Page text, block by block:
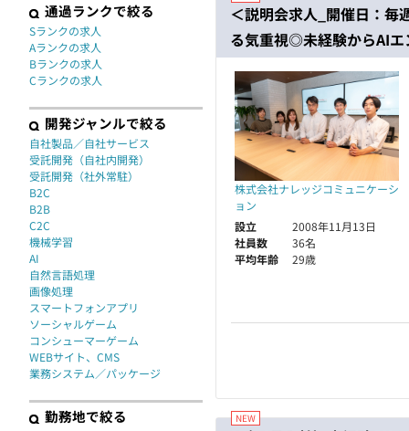
＜説明会求人_開催日：毎
る気重視◎未経験からAIエ
株式会社ナレッジコミュニケーシ
ョン
設立
2008年11月13日
社員数
36名
平均年齢
29歳
通過ランクで絞る
Sランクの求人
Aランクの求人
Bランクの求人
Cランクの求人
開発ジャンルで絞る
自社製品／自社サービス
受託開発（自社内開発）
受託開発（社外常駐）
B2C
B2B
C2C
機械学習
AI
自然言語処理
画像処理
スマートフォンアプリ
ソーシャルゲーム
コンシューマーゲーム
WEBサイト、CMS
業務システム／パッケージ
勤務地で絞る